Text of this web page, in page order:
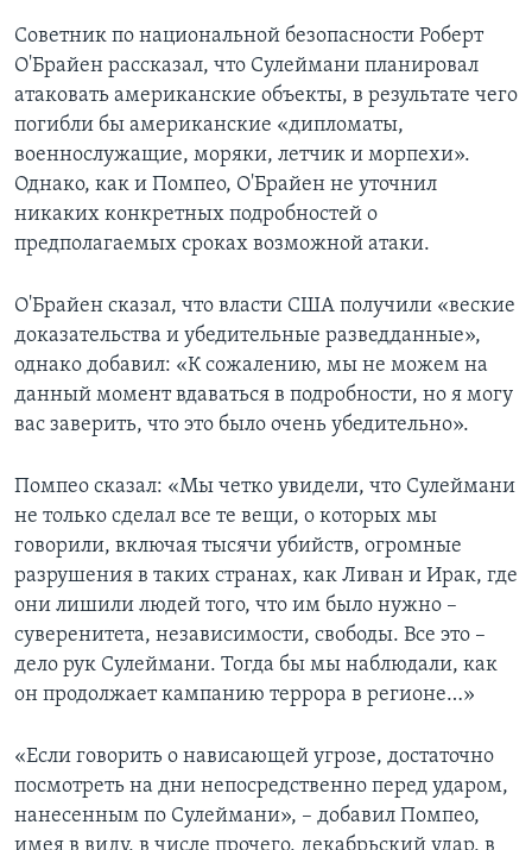
Советник по национальной безопасности Роберт
О'Брайен рассказал, что Сулеймани планировал
атаковать американские объекты, в результате чего
погибли бы американские «дипломаты,
военнослужащие, моряки, летчик и морпехи».
Однако, как и Помпео, О'Брайен не уточнил
никаких конкретных подробностей о
предполагаемых сроках возможной атаки.
О'Брайен сказал, что власти США получили «веские
доказательства и убедительные разведданные»,
однако добавил: «К сожалению, мы не можем на
данный момент вдаваться в подробности, но я могу
вас заверить, что это было очень убедительно».
Помпео сказал: «Мы четко увидели, что Сулеймани
не только сделал все те вещи, о которых мы
говорили, включая тысячи убийств, огромные
разрушения в таких странах, как Ливан и Ирак, где
они лишили людей того, что им было нужно –
суверенитета, независимости, свободы. Все это –
дело рук Сулеймани. Тогда бы мы наблюдали, как
он продолжает кампанию террора в регионе…»
«Если говорить о нависающей угрозе, достаточно
посмотреть на дни непосредственно перед ударом,
нанесенным по Сулеймани», – добавил Помпео,